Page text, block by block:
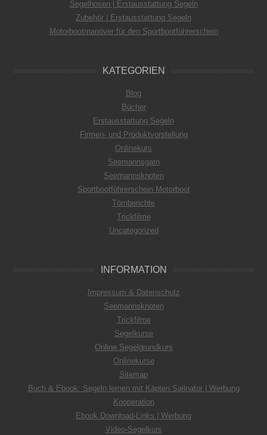
Segelhosen | Erstausstattung Segeln
Zubehör | Erstausstattung Segeln
Motorbootmanöver für den Sportbootführerschein
KATEGORIEN
Blog
Bücher
Erstausstattung Segeln
Firmen- und Produktvorstellung
Onlinekurs
Seemannsgarn
Seemannsknoten
Sportbootführerschein Motorboot
Törnberichte
Trickfilme
Uncategorized
INFORMATION
Impressum & Datenschutz
Seemannsknoten
Trickfilme
Segelkurse
Online Segelgrundkurs
Onlinekurse
Sitemap
Buch & Ebook: Segeln lernen mit Käpten Sailnator | Werbung
Kooperation
Ebook Download-Links | Werbung
Video-Segelkurs